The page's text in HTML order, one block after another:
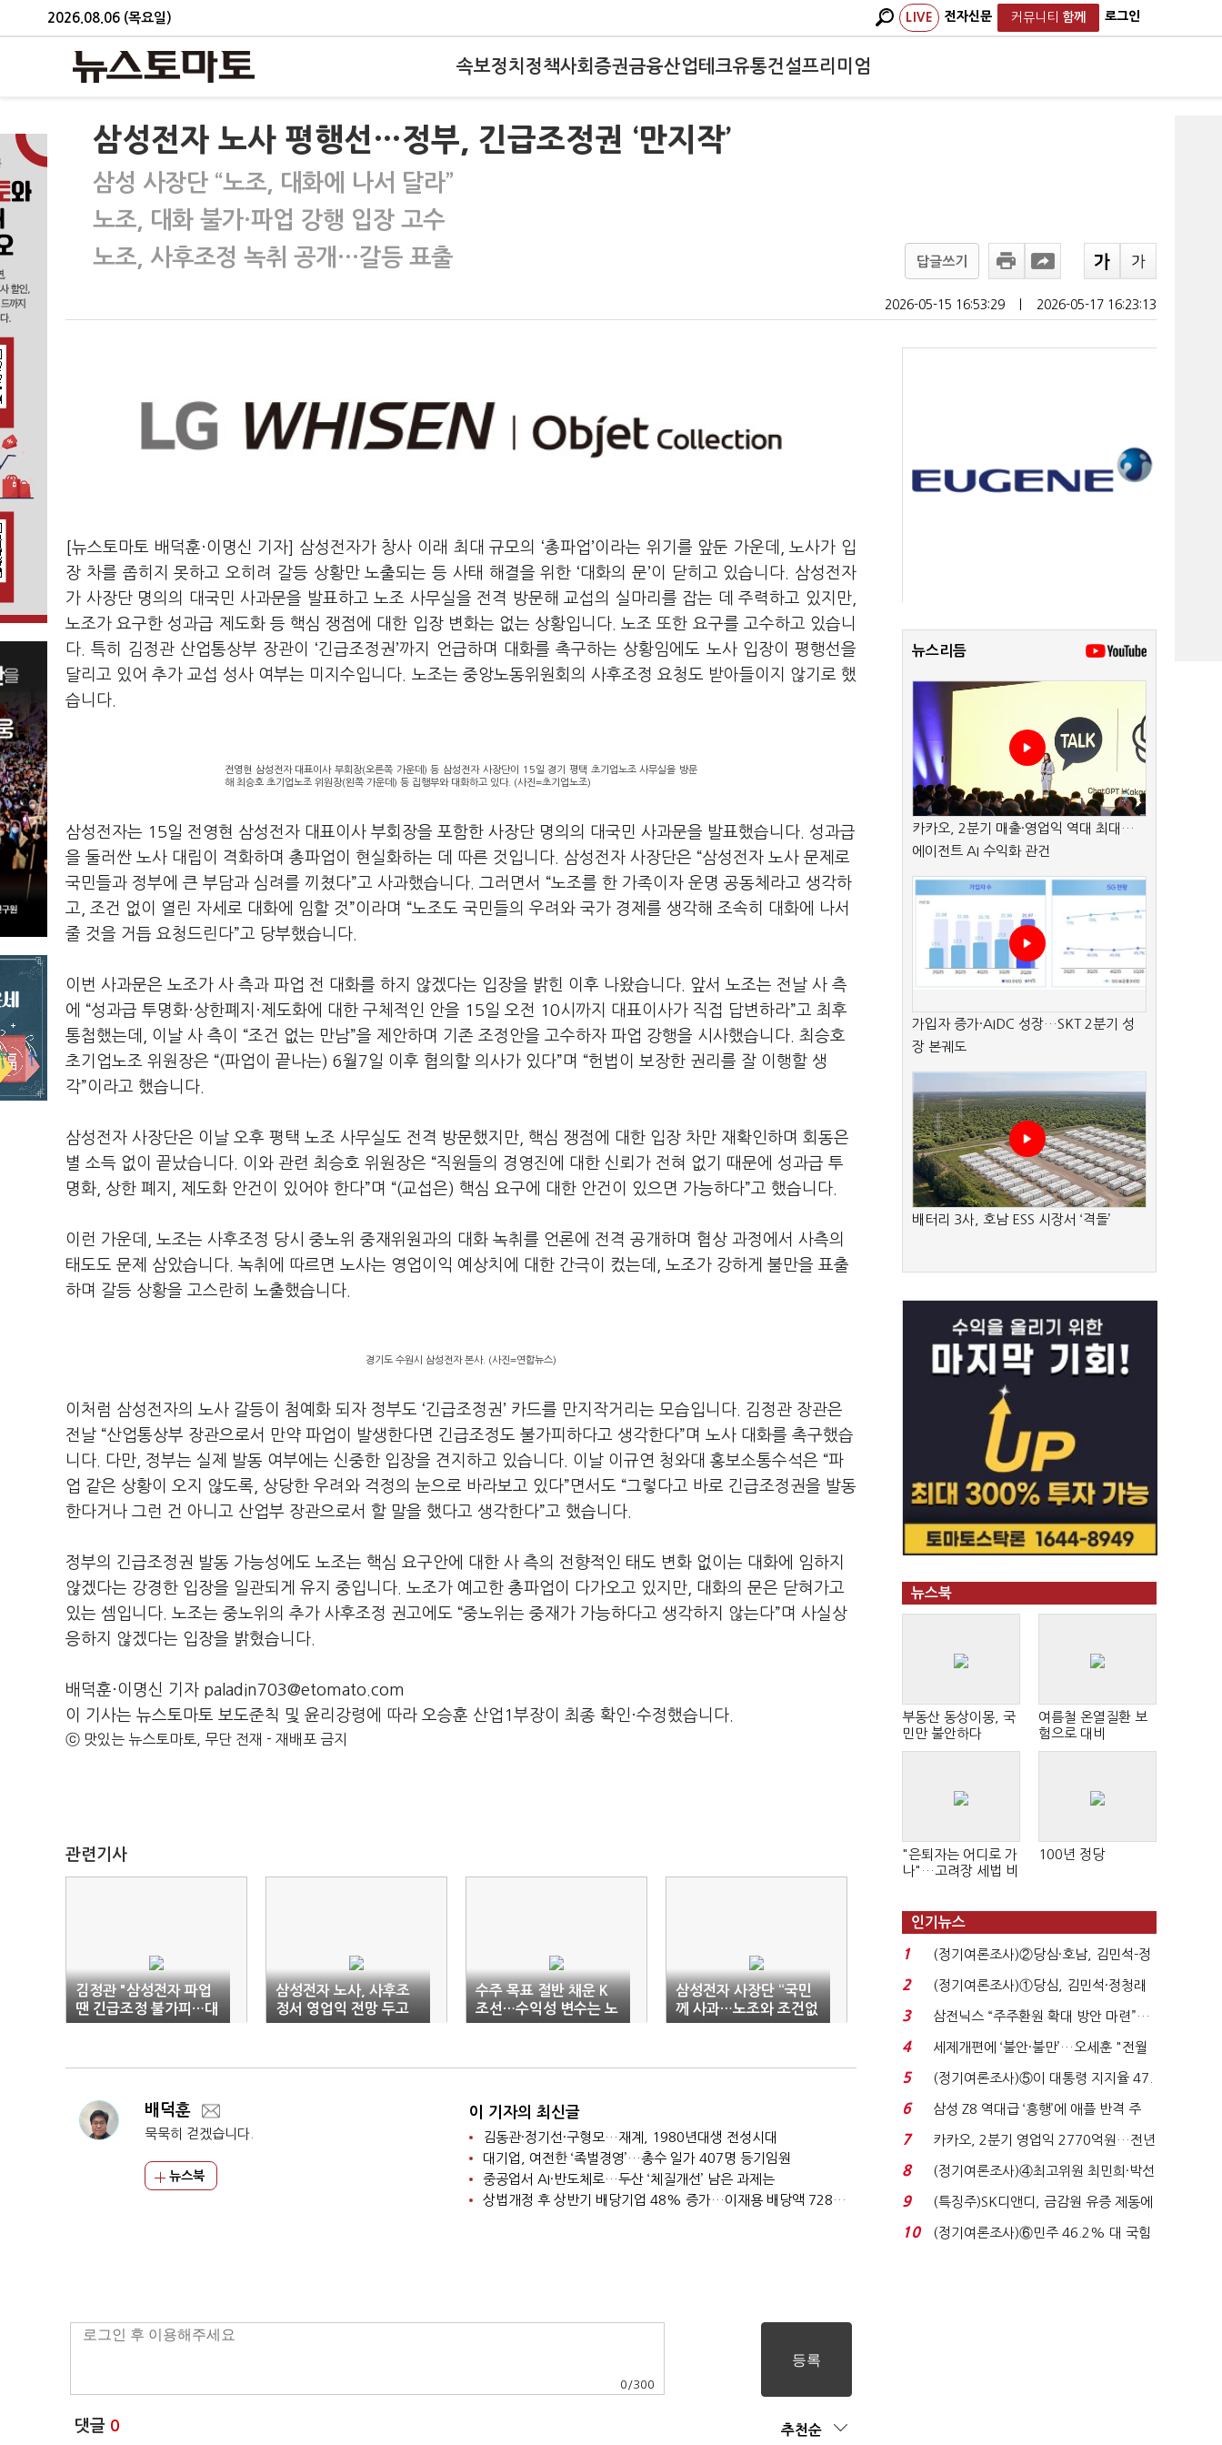
2026.08.06 (목요일) LIVE 전자신문 커뮤니티 함께 로그인
속보정치 정책사회 증권금융산업테크유통건설프리미엄
삼성전자 노사 평행선…정부, 긴급조정권 ‘만지작’
삼성 사장단 “노조, 대화에 나서 달라”
노조, 대화 불가·파업 강행 입장 고수
노조, 사후조정 녹취 공개…갈등 표출
답글쓰기
2026-05-15 16:53:29 2026-05-17 16:23:13
[뉴스토마토 배덕훈·이명신 기자] 삼성전자가 창사 이래 최대 규모의 ‘총파업’이라는 위기를 앞둔 가운데 ,노사가 입
장 차를 좁히지 못하고 오히려 갈등 상황만 노출되는 등 사태 해결을 위한 ‘대화의 문’이 닫히고 있습니다
삼성전자
가 사장단 명의의 대국민 사과문을 발표하고 노조 사무실을 전격 방문해 교섭의 실마리를 잡는 데 주력하고 있지만
노조가 요구한 성과급 제도화 등 핵심 쟁점에 대한 입장 변화는 없는 상황입니다. 노조 또한 요구를 고수하고 있습니
다 .특히 김정관 산업통상부 장관이 ‘긴급조정권’까지 언급하며 대화를 촉구하는 상황임에도 노사 입장이 평행선을
달리고 있어 추가 교섭 성사 여부는 미지수입니다
노조는 중앙노동위원회의 사후조정 요청도 받아들이지 않기로 했
습니다
전영현 삼성전자 대표이사 부회장(오른쪽 가운데) 등 삼성전자 사장단이 15일 경기 평택 초기업노조 사무실을 방문
해 최승호 초기업노조 위원장(왼쪽 가운데) 등 집행부와 대화하고 있다. (사진=초기업노조)
삼성전자는 15일 전영현 삼성전자 대표이사 부회장을 포함한 사장단 명의의 대국민 사과문을 발표했습니다
성과급
을 둘러싼 노사 대립이 격화하며 총파업이 현실화하는 데 따른 것입니다
삼성전자 사장단은 “삼성전자 노사 문제로
국민들과 정부에 큰 부담과 심려를 끼쳤다”고 사과했습니다 그러면서 “노조를 한 가족이자 운명 공동체라고 생각하
고
조건 없이 열린 자세로 대화에 임할 것”이라며 “노조도 국민들의 우려와 국가 경제를 생각해 조속히 대화에 나서
줄 것을 거듭 요청드린다”고 당부했습니다
이번 사과문은 노조가 사 측과 파업 전 대화를 하지 않겠다는 입장을 밝힌 이후 나왔습니다 . 앞서 노조는 전날 사 측
에 “성과급 투명화·상한폐지·제도화에 대한 구체적인 안을 15일 오전 10시까지 대표이사가 직접 답변하라”고 최후
통첩했는데
이날 사 측이 “조건 없는 만남”을 제안하며 기존 조정안을 고수하자 파업 강행을 시사했습니다 최승호
초기업노조 위원장은 “(파업이 끝나는) 6월 7일 이후 협의할 의사가 있다”며 “헌법이 보장한 권리를 잘 이행할 생
각”이라고 했습니다
삼성전자 사장단은 이날 오후 평택 노조 사무실도 전격 방문했지만
핵심 쟁점에 대한 입장 차만 재확인하며 회동은
별 소득 없이 끝났습니다
이와 관련 최승호 위원장은 “직원들의 경영진에 대한 신뢰가 전혀 없기 때문에 성과급 투
명화
상한 폐지 제도화 안건이 있어야 한다”며 “(교섭은) 핵심 요구에 대한 안건이 있으면 가능하다”고 했습니다
이런 가운데
노조는 사후조정 당시 중노위 중재위원과의 대화 녹취를 언론에 전격 공개하며 협상 과정에서 사측의
태도도 문제 삼았습니다 녹취에 따르면 노사는 영업이익 예상치에 대한 간극이 컸는데, 노조가 강하게 불만을 표출
하며 갈등 상황을 고스란히 노출했습니다.
경기도 수원시 삼성전자 본사. (사진=연합뉴스)
이처럼 삼성전자의 노사 갈등이 첨예화 되자 정부도 ‘긴급조정권’ 카드를 만지작거리는 모습입니다
김정관 장관은
전날 “산업통상부 장관으로서 만약 파업이 발생한다면 긴급조정도 불가피하다고 생각한다”며 노사 대화를 촉구했습
니다
다만 정부는 실제 발동 여부에는 신중한 입장을 견지하고 있습니다 이날 이규연 청와대 홍보소통수석은 “파
업 같은 상황이 오지 않도록
상당한 우려와 걱정의 눈으로 바라보고 있다”면서도 “그렇다고 바로 긴급조정권을 발동
한다거나 그런 건 아니고 산업부 장관으로서 할 말을 했다고 생각한다”고 했습니다
정부의 긴급조정권 발동 가능성에도 노조는 핵심 요구안에 대한 사 측의 전향적인 태도 변화 없이는 대화에 임하지
않겠다는 강경한 입장을 일관되게 유지 중입니다 노조가 예고한 총파업이 다가오고 있지만
대화의 문은 닫혀가고
있는 셈입니다 노조는 중노위의 추가 사후조정 권고에도 “중노위는 중재가 가능하다고 생각하지 않는다”며 사실상
응하지 않겠다는 입장을 밝혔습니다
배덕훈·이명신 기자 paladin703@etomato.com
이 기사는 뉴스토마토 보도준칙 및 윤리강령에 따라 오승훈 산업1부장이 최종 확인·수정했습니다.
ⓒ 맛있는 뉴스토마토, 무단 전재 - 재배포 금지
관련기사
김정관 "삼성전자 파업
땐 긴급조정 불가피…대
화 재개해야"
삼성전자 노사, 사후조
정서 영업익 전망 두고
‘충돌’
수주 목표 절반 채운 K
조선…수익성 변수는 노
조 ‘청구서’
삼성전자 사장단 “국민
께 사과…노조와 조건없
이 대화 임할 것”
배덕훈
묵묵히 걷겠습니다.
뉴스북
이 기자의 최신글
김동관·정기선·구형모…재계, 1980년대생 전성시대
대기업, 여전한 ‘족벌경영’…총수 일가 407명 등기임원
중공업서 AI·반도체로…두산 ‘체질개선’ 남은 과제는
상법개정 후 상반기 배당기업 48% 증가…이재용 배당액 728억 1위
0 /300
댓글 0 추천순
뉴스리듬
카카오, 2분기 매출·영업익 역대 최대…
에이전트 AI 수익화 관건
가입자 증가·AIDC 성장…SKT 2분기 성
장 본궤도
배터리 3사, 호남 ESS 시장서 ‘격돌’
뉴스북
부동산 동상이몽, 국
민만 불안하다
여름철 온열질환 보
험으로 대비
"은퇴자는 어디로 가
나"…고려장 세법 비
100년 정당
인기뉴스
1
(정기여론조사)②당심·호남, 김민석-정
청래 '초접전'...
2
(정기여론조사)①당심, 김민석·정청래
'초접전'…대통령 ...
3
삼전닉스 “주주환원 확대 방안 마련”…
로이터에 성명...
4
세제개편에 ‘불안·불만’…오세훈 "전월
세 구하기 더 ...
5
(정기여론조사)⑤이 대통령 지지율 47.
7%…일주일 만에 ...
6
삼성 Z8 역대급 ‘흥행’에 애플 반격 주
목…9월 ‘폴...
7
카카오, 2분기 영업익 2770억원…전년
비 36% 증가...
8
(정기여론조사)④최고위원 최민희·박선
원 '양강'…서미...
9
(특징주)SK디앤디, 금감원 유증 제동에
장 초반 상한가...
10
(정기여론조사)⑥민주 46.2% 대 국힘